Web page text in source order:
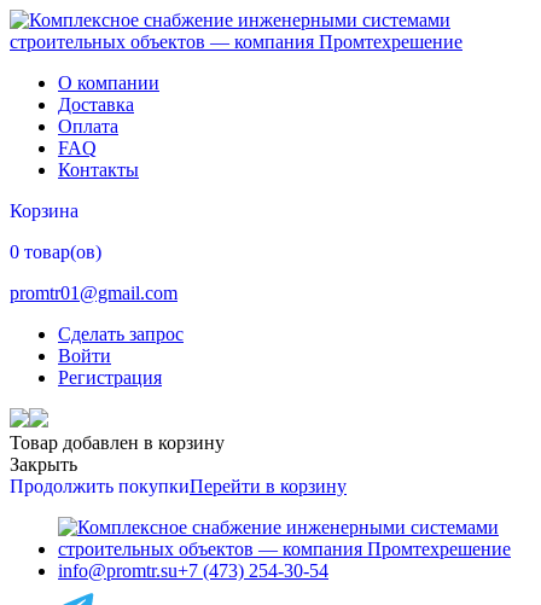
О компании
Доставка
Оплата
FAQ
Контакты
Корзина
0 товар(ов)
promtr01@gmail.com
Сделать запрос
Войти
Регистрация
Товар добавлен в корзину
Закрыть
Продолжить покупкиПерейти в корзину
info@promtr.su+7 (473) 254-30-54